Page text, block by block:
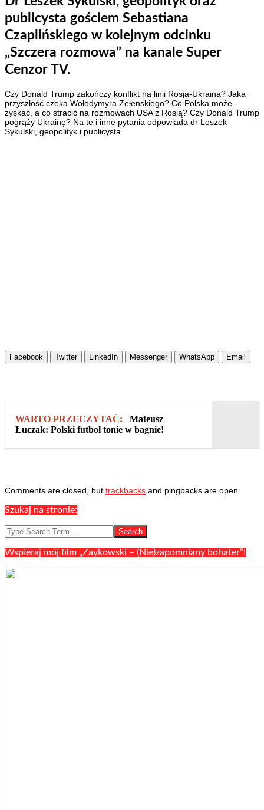
publicysta gościem Sebastiana
Czaplińskiego w kolejnym odcinku
„Szczera rozmowa” na kanale Super
Cenzor TV.
Czy Donald Trump zakończy konflikt na linii Rosja-Ukraina? Jaka
przyszłość czeka Wołodymyra Zełenskiego? Co Polska może
zyskać, a co stracić na rozmowach USA z Rosją? Czy Donald Trump
pogrąży Ukrainę? Na te i inne pytania odpowiada dr Leszek
Sykulski, geopolityk i publicysta.
Facebook Twitter LinkedIn Messenger WhatsApp Email
WARTO PRZECZYTAĆ:
Mateusz
Łuczak: Polski futbol tonie w bagnie!
2025-
20
Comments are closed, but trackbacks and pingbacks are open.
Szukaj na stronie:
Search
Wspieraj mój film „Zaykowski – (Nie)zapomniany bohater”!